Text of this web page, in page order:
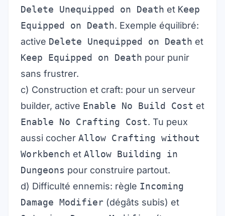
Delete Unequipped on Death et Keep
Equipped on Death. Exemple équilibré:
active Delete Unequipped on Death et
Keep Equipped on Death pour punir
sans frustrer.
c) Construction et craft: pour un serveur
builder, active Enable No Build Cost et
Enable No Crafting Cost. Tu peux
aussi cocher Allow Crafting without
Workbench et Allow Building in
Dungeons pour construire partout.
d) Difficulté ennemis: règle Incoming
Damage Modifier (dégâts subis) et